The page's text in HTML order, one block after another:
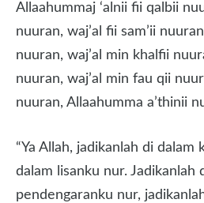
Allaahummaj ‘alnii fii qalbii
nuuran, waj’al fii sam’ii
nuuran, waj’al min khalfii
nuuran, waj’al min fau qii
nuuran, Allaahumma a’thinii
“Ya Allah, jadikanlah di dalam
dalam lisanku nur. Jadikanlah
pendengaranku nur,